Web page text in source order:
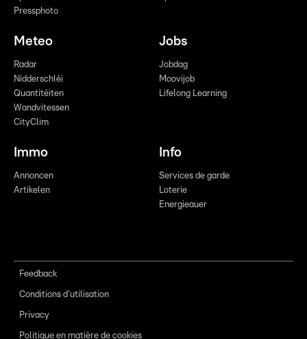
Pressphoto
Meteo
Radar
Nidderschléi
Quantitéiten
Wandvitessen
CityClim
Jobs
Jobdag
Moovijob
Lifelong Learning
Immo
Annoncen
Artikelen
Info
Services de garde
Loterie
Energieauer
Feedback
Conditions d'utilisation
Privacy
Politique en matière de cookies